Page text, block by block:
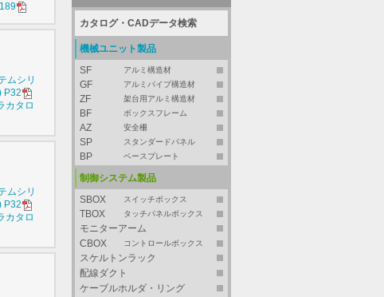
ムシリ
P32
カタロ
ムシリ
P32
カタロ
カタログ・CADデータ検索
機械ユニット製品
SF
アルミ構造材
GF アルミパイプ構造材
ZF 架台用アルミ構造材
BF ボックスフレーム
AZ 安全柵
SP スタンダードパネル
BP ベースプレート
制御システム製品
SBOX
スイッチボックス
TBOX タッチパネルボックス
モニターアーム
CBOX
コントロールボックス
スケルトンラック
配線ダクト
ケーブルホルダ・リング